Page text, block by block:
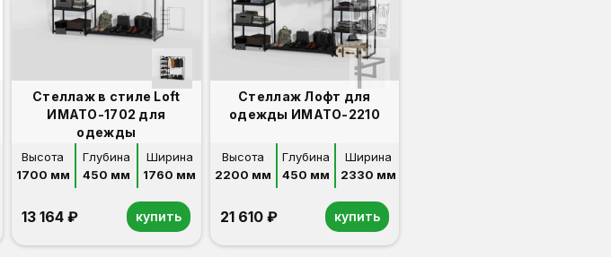
Стеллаж в стиле Loft
ИМАТО-1702 для
одежды
Высота
1700 мм
Глубина
450 мм
Ширина
1760 мм
13 164 ₽ купить
Стеллаж Лофт для
одежды ИМАТО-2210
Высота
2200 мм
Глубина
450 мм
Ширина
2330 мм
21 610 ₽ купить